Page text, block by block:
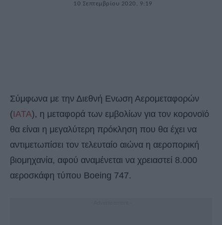
10 Σεπτεμβρίου 2020, 9:19
Σύμφωνα με την Διεθνή Ενωση Αερομεταφορών
(ΙΑΤΑ), η μεταφορά των εμβολίων για τον κορονοϊό
θα είναι η μεγαλύτερη πρόκληση που θα έχει να
αντιμετωπίσει τον τελευταίο αιώνα η αεροπορική
βιομηχανία, αφού αναμένεται να χρειαστεί 8.000
αεροσκάφη τύπου Boeing 747.